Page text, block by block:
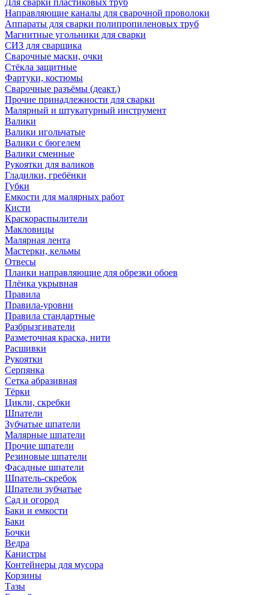
Для сварки пластиковых труб
Направляющие каналы для сварочной проволоки
Аппараты для сварки полипропиленовых труб
Магнитные угольники для сварки
СИЗ для сварщика
Сварочные маски, очки
Стёкла защитные
Фартуки, костюмы
Сварочные разъёмы (деакт.)
Прочие принадлежности для сварки
Малярный и штукатурный инструмент
Валики
Валики игольчатые
Валики с бюгелем
Валики сменные
Рукоятки для валиков
Гладилки, гребёнки
Губки
Емкости для малярных работ
Кисти
Краскораспылители
Макловицы
Малярная лента
Мастерки, кельмы
Отвесы
Планки направляющие для обрезки обоев
Плёнка укрывная
Правила
Правила-уровни
Правила стандартные
Разбрызгиватели
Разметочная краска, нити
Расшивки
Рукоятки
Серпянка
Сетка абразивная
Тёрки
Цикли, скребки
Шпатели
Зубчатые шпатели
Малярные шпатели
Прочие шпатели
Резиновые шпатели
Фасадные шпатели
Шпатель-скребок
Шпатели зубчатые
Сад и огород
Баки и емкости
Баки
Бочки
Ведра
Канистры
Контейнеры для мусора
Корзины
Тазы